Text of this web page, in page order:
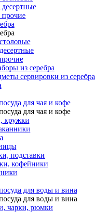
из серебра
сервировки из серебра
для чая и кофе
для чая и кофе
кружки
подставки
кофейники
для воды и вина
для воды и вина
чарки, рюмки